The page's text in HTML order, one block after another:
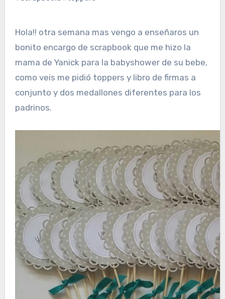
Hola!! otra semana mas vengo a enseñaros un
bonito encargo de scrapbook que me hizo la
mama de Yanick para la babyshower de su bebe,
como veis me pidió toppers y libro de firmas a
conjunto y dos medallones diferentes para los
padrinos.